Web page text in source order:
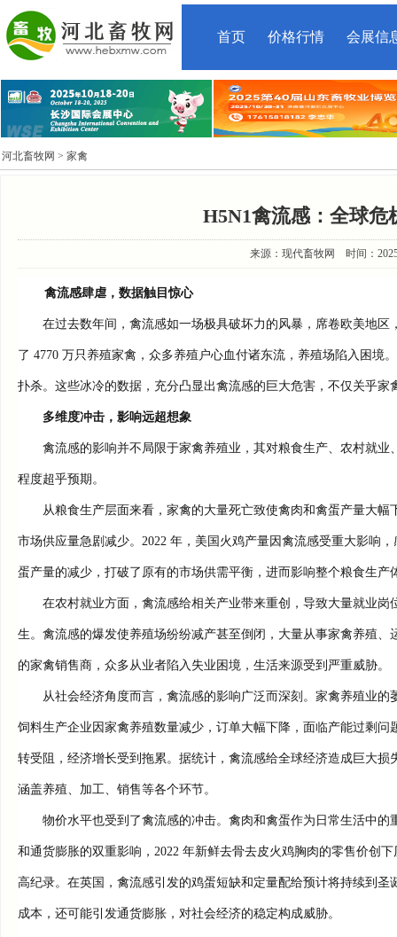
首页 价格行情 会展信
河北畜牧网 > 家禽
H5N1禽流感：全球危
来源：现代畜牧网 时间：
禽流感肆虐，数据触目惊心
在过去数年间，禽流感如一场极具破坏力的风暴，席卷欧美地区
了 4770 万只养殖家禽，众多养殖户心血付诸东流，养殖场陷入困境
扑杀。这些冰冷的数据，充分凸显出禽流感的巨大危害，不仅关乎家
多维度冲击，影响远超想象
禽流感的影响并不局限于家禽养殖业，其对粮食生产、农村就业
程度超乎预期。
从粮食生产层面来看，家禽的大量死亡致使禽肉和禽蛋产量大幅
市场供应量急剧减少。2022 年，美国火鸡产量因禽流感受重大影响
蛋产量的减少，打破了原有的市场供需平衡，进而影响整个粮食生产
在农村就业方面，禽流感给相关产业带来重创，导致大量就业岗
生。禽流感的爆发使养殖场纷纷减产甚至倒闭，大量从事家禽养殖
的家禽销售商，众多从业者陷入失业困境，生活来源受到严重威胁。
从社会经济角度而言，禽流感的影响广泛而深刻。家禽养殖业的
饲料生产企业因家禽养殖数量减少，订单大幅下降，面临产能过剩
转受阻，经济增长受到拖累。据统计，禽流感给全球经济造成巨大
涵盖养殖、加工、销售等各个环节。
物价水平也受到了禽流感的冲击。禽肉和禽蛋作为日常生活中的
和通货膨胀的双重影响，2022 年新鲜去骨去皮火鸡胸肉的零售价创
高纪录。在英国，禽流感引发的鸡蛋短缺和定量配给预计将持续到
成本，还可能引发通货膨胀，对社会经济的稳定构成威胁。